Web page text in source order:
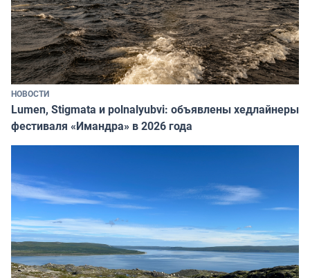
НОВОСТИ
Lumen, Stigmata и polnalyubvi: объявлены хедлайнеры
фестиваля «Имандра» в 2026 года